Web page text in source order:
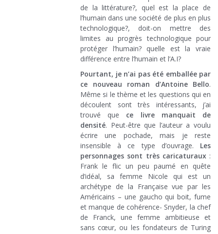
de la littérature?, quel est la place de
l’humain dans une société de plus en plus
technologique?, doit-on mettre des
limites au progrès technologique pour
protéger l’humain? quelle est la vraie
différence entre l’humain et l’A.I?
Pourtant, je n’ai pas été emballée par
ce nouveau roman d’Antoine Bello.
Même si le thème et les questions qui en
découlent sont très intéressants, j’ai
trouvé que ce livre manquait de
densité. Peut-être que l’auteur a voulu
écrire une pochade, mais je reste
insensible à ce type d’ouvrage. Les
personnages sont très caricaturaux:
Frank le flic un peu paumé en quête
d’idéal, sa femme Nicole qui est un
archétype de la Française vue par les
Américains – une gaucho qui boit, fume
et manque de cohérence- Snyder, la chef
de Franck, une femme ambitieuse et
sans cœur, ou les fondateurs de Turing